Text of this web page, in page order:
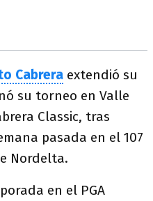
Cabrera extendió su
su torneo en Valle
Classic, tras
pasada en el 107
Nordelta.
en el PGA